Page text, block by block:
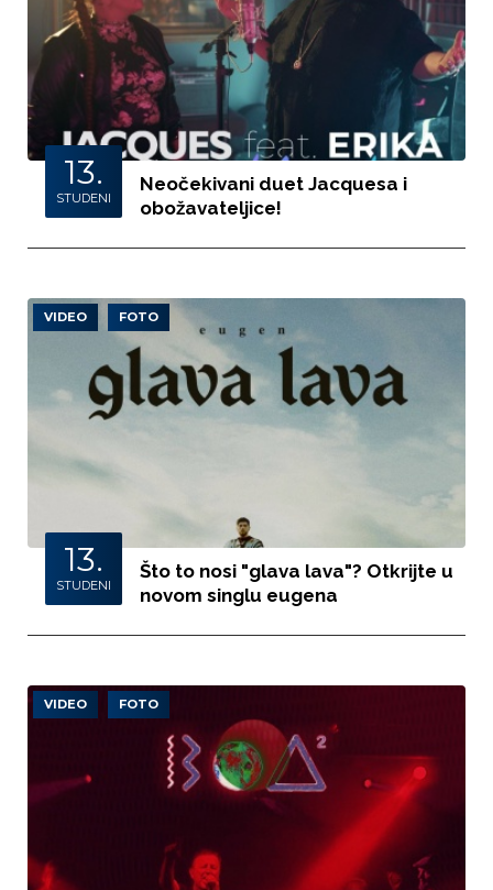
13.
STUDENI
Neočekivani duet Jacquesa i
obožavateljice!
VIDEO FOTO
13.
STUDENI
Što to nosi "glava lava"? Otkrijte u
novom singlu eugena
VIDEO FOTO